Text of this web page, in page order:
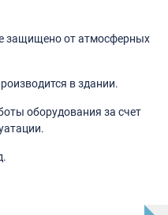
защищено от атмосферных
в здании.
оборудования за счет